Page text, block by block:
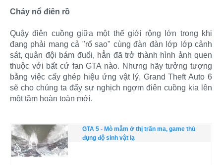
Cháy nổ điên rồ
Quậy điên cuồng giữa một thế giới rộng lớn trong khi
đang phải mang cả "rổ sao" cùng đàn đàn lớp lớp cảnh
sát, quân đội bám đuổi, hẳn đã trở thành hình ảnh quen
thuộc với bất cứ fan GTA nào. Nhưng hãy tưởng tượng
bằng việc cấy ghép hiệu ứng vật lý, Grand Theft Auto 6
sẽ cho chúng ta đẩy sự nghịch ngợm điên cuồng kia lên
một tầm hoàn toàn mới.
GTA 5 - Mò mẫm ở thị trấn ma, game thủ
đụng độ sinh vật lạ